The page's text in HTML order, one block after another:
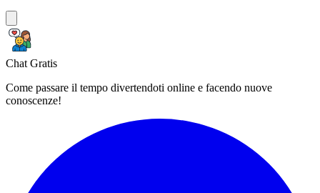
Chat Gratis
Come passare il tempo divertendoti online e facendo nuove
conoscenze!